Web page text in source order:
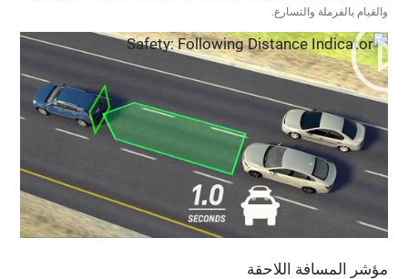
والقيام بالفرملة والتسارع.
مؤشر المسافة اللاحقة